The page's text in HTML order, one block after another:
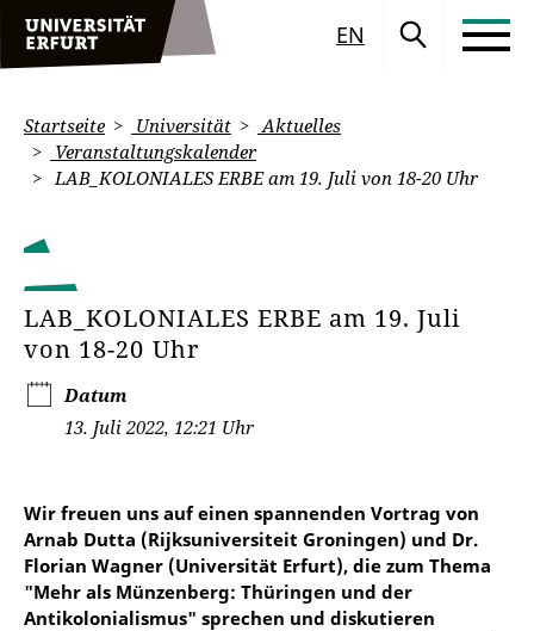
EN
Startseite Universität
Aktuelles
Veranstaltungskalender
LAB_KOLONIALES ERBE am 19. Juli von 18-20 Uhr
LAB_KOLONIALES ERBE am 19. Juli
von 18-20 Uhr
Datum
13. Juli 2022, 12:21 Uhr
Wir freuen uns auf einen spannenden Vortrag von
Arnab Dutta (Rijksuniversiteit Groningen) und Dr.
Florian Wagner (Universität Erfurt), die zum Thema
"Mehr als Münzenberg: Thüringen und der
Antikolonialismus" sprechen und diskutieren